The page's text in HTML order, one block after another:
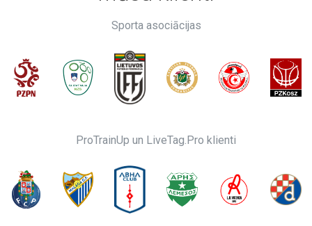
Sporta asociācijas
ProTrainUp un LiveTag.Pro klienti